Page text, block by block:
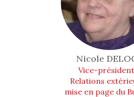
Nicole
Vice-
Relations
mise en page du